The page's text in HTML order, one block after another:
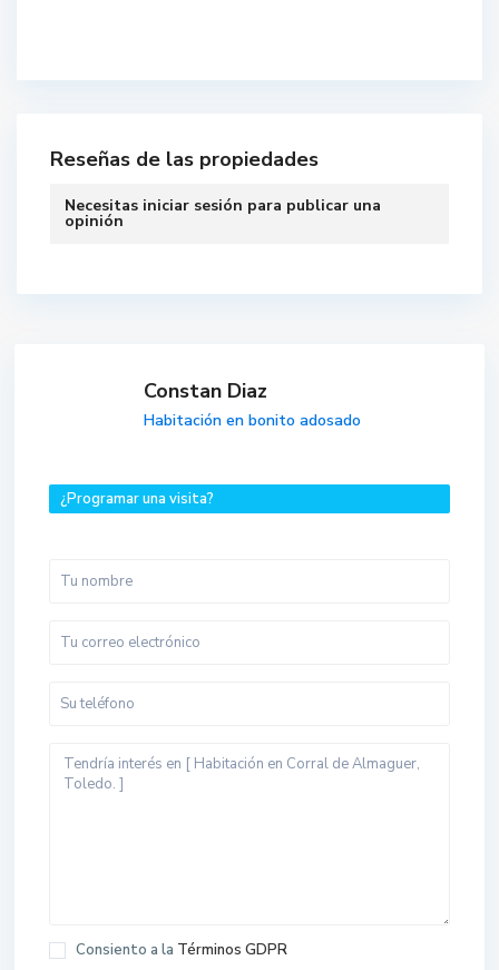
Reseñas de las propiedades
Necesitas iniciar sesión para publicar una
opinión
Constan Diaz
Habitación en bonito adosado
¿Programar una visita?
Consiento a la Términos GDPR